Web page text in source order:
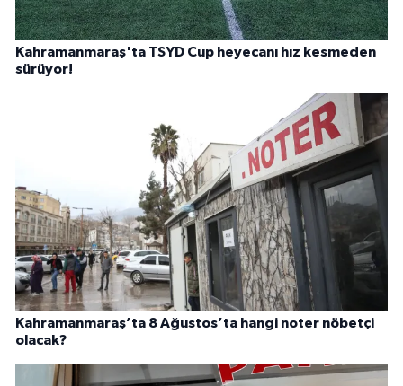
Kahramanmaraş'ta TSYD Cup heyecanı hız kesmeden
sürüyor!
Kahramanmaraş’ta 8 Ağustos’ta hangi noter nöbetçi
olacak?